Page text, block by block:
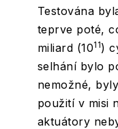
Testována
teprve poté,
miliard (1011)
selhání bylo
nemožné,
použití v misi
aktuátory